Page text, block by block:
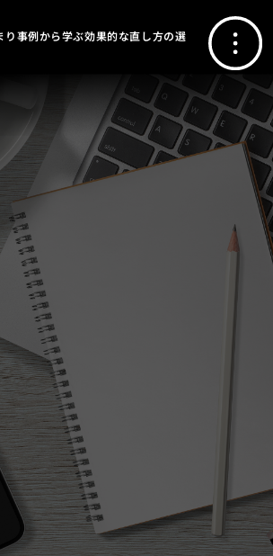
り事例から学ぶ効果的な直し方の選